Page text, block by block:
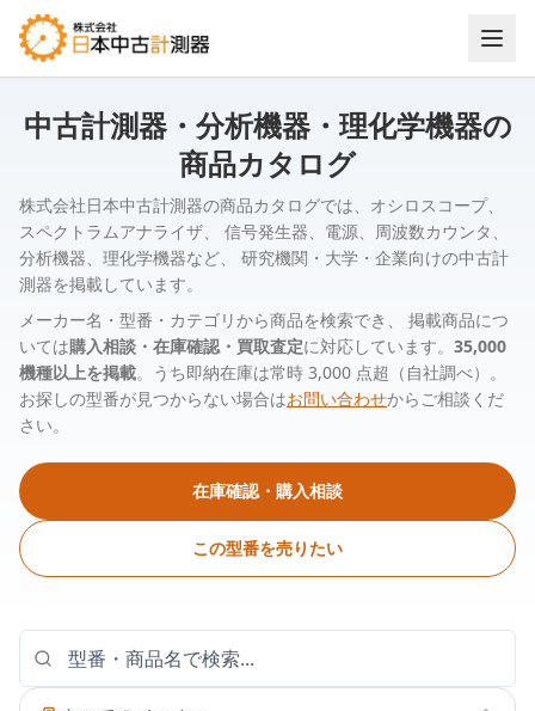
中古計測器・分析機器・理化学機器の
商品カタログ
株式会社日本中古計測器の商品カタログでは、オシロスコープ、
スペクトラムアナライザ、 信号発生器、電源、周波数カウンタ、
分析機器、理化学機器など、 研究機関・大学・企業向けの中古計
測器を掲載しています。
メーカー名・型番・カテゴリから商品を検索でき、 掲載商品につ
いては購入相談・在庫確認・買取査定に対応しています。 35,000
機種以上を掲載。うち即納在庫は常時 3,000 点超（自社調べ）。
お探しの型番が見つからない場合はお問い合わせからご相談くだ
さい。
在庫確認・購入相談
この型番を売りたい